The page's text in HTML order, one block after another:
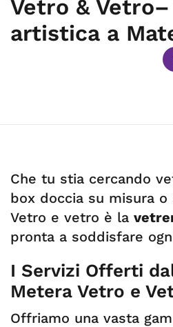
Vetro &
artistica a
Che tu stia cercando
box doccia su misura
Vetro e vetro è la
pronta a soddisfare
I Servizi Offerti
Metera Vetro e
Offriamo una vasta